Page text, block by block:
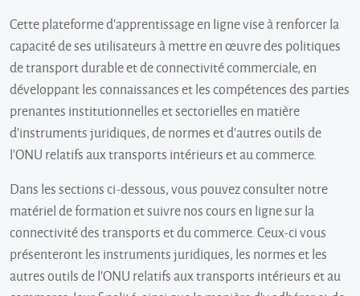
Cette plateforme d'apprentissage en ligne vise à renforcer la
capacité de ses utilisateurs à mettre en œuvre des politiques
de transport durable et de connectivité commerciale, en
développant les connaissances et les compétences des parties
prenantes institutionnelles et sectorielles en matière
d'instruments juridiques, de normes et d'autres outils de
l'ONU relatifs aux transports intérieurs et au commerce.
Dans les sections ci-dessous, vous pouvez consulter notre
matériel de formation et suivre nos cours en ligne sur la
connectivité des transports et du commerce. Ceux-ci vous
présenteront les instruments juridiques, les normes et les
autres outils de l'ONU relatifs aux transports intérieurs et au